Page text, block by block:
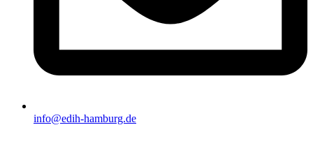
info@edih-hamburg.de